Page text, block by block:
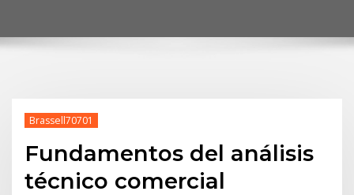
Brassell70701
Fundamentos del análisis
técnico comercial